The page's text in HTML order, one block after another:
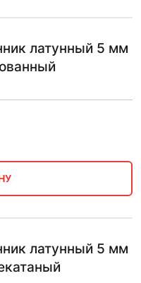
латунный 5 мм
латунный 5 мм